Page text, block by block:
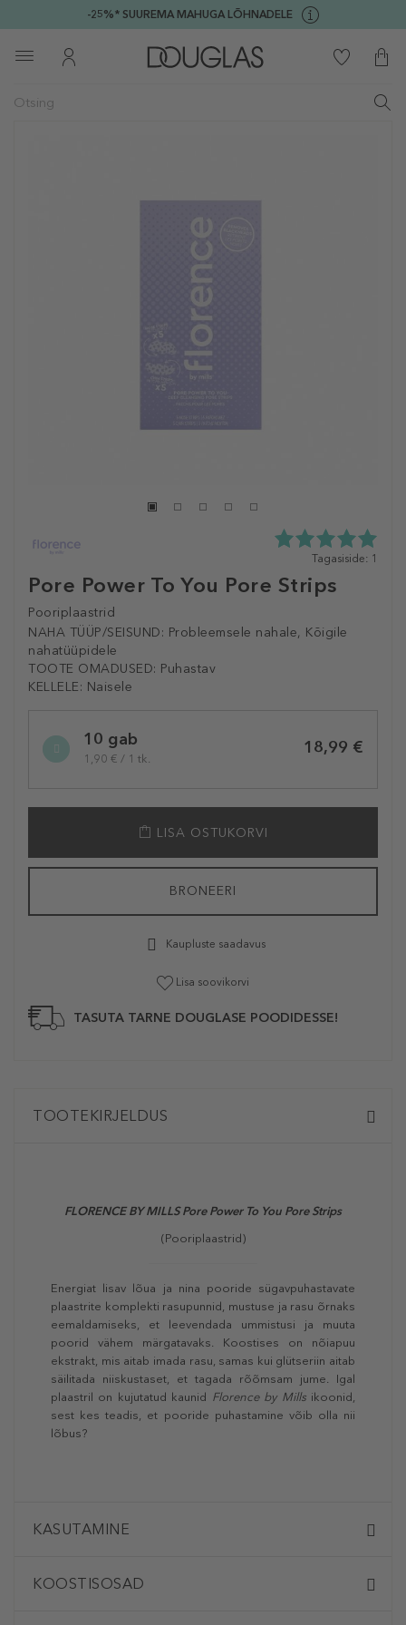
-25%* SUUREMA MAHUGA LÕHNADELE
Pore Power To You Pore Strips
Pooriplaastrid
NAHA TÜÜP/SEISUND: Probleemsele nahale, Kõigile
nahatüüpidele
TOOTE OMADUSED: Puhastav
KELLELE: Naisele
5.0
5st
Tagasiside: 1
variation10 gab
1,90 € / 1 tk.
18,99 €
LISA OSTUKORVI
BRONEERI
Kaupluste saadavus
Lisa soovikorvi
TASUTA TARNE DOUGLASE POODIDESSE!
TOOTEKIRJELDUS
FLORENCE BY MILLS Pore Power To You Pore Strips
(Pooriplaastrid)
Energiat lisav lõua ja nina pooride sügavpuhastavate
plaastrite komplekti rasupunnid, mustuse ja rasu õrnaks
eemaldamiseks, et leevendada ummistusi ja muuta
poorid vähem märgatavaks. Koostises on nõiapuu
ekstrakt, mis aitab imada rasu, samas kui glütseriin aitab
säilitada niiskustaset, et tagada rõõmsam jume. Igal
plaastril on kujutatud kaunid Florence by Millsikoonid,
sest kes teadis, et pooride puhastamine võib olla nii
lõbus?
KASUTAMINE
KOOSTISOSAD